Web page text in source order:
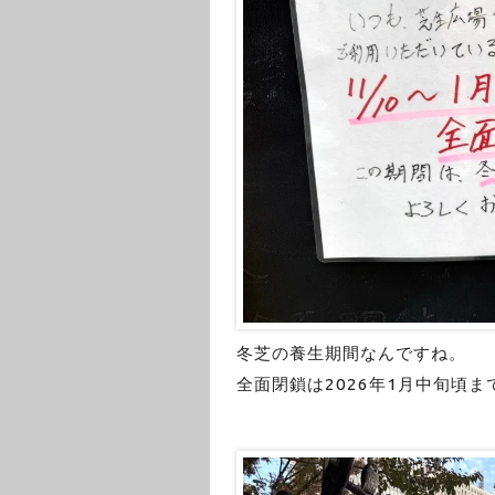
冬芝の養生期間なんですね。
全面閉鎖は2026年1月中旬頃ま